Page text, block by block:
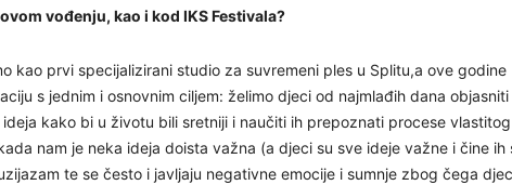
vođenju, kao i kod IKS Festivala?
kao prvi specijalizirani studio za suvremeni ples u Splitu,a ove godine
s jednim i osnovnim ciljem: želimo djeci od najmlađih dana objasniti
kako bi u životu bili sretniji i naučiti ih prepoznati procese
nam je neka ideja doista važna (a djeci su sve ideje važne i čine ih
te se često i javljaju negativne emocije i sumnje zbog čega